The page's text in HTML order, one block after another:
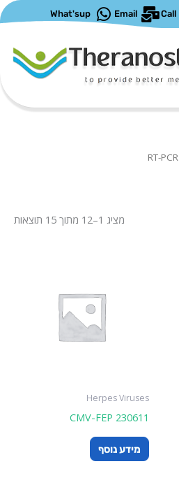
Call
Email
What'sup
RT-PCR
מציג 1–12 מתוך 15 תוצאות
Herpes Viruses
CMV-FEP 230611
מידע נוסף